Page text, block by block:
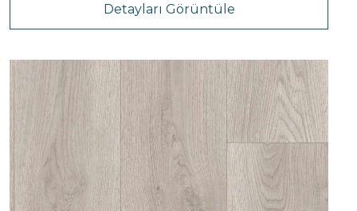
Detayları Görüntüle